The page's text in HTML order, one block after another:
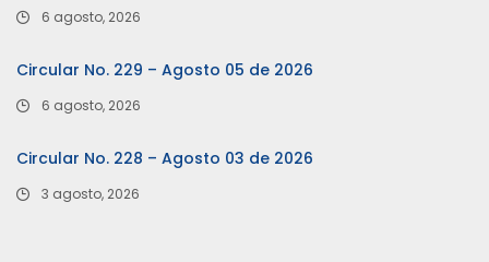
6 agosto, 2026
Circular No. 229 – Agosto 05 de 2026
6 agosto, 2026
Circular No. 228 – Agosto 03 de 2026
3 agosto, 2026